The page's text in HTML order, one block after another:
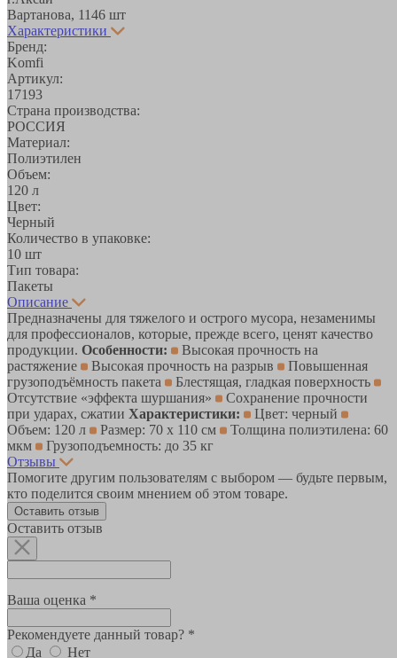
Вартанова, 1146 шт
Характеристики
Бренд:
Komfi
Артикул:
17193
Страна производства:
РОССИЯ
Материал:
Полиэтилен
Объем:
120 л
Цвет:
Черный
Количество в упаковке:
10 шт
Тип товара:
Пакеты
Описание
Предназначены для тяжелого и острого мусора, незаменимы
для профессионалов, которые, прежде всего, ценят качество
продукции. Особенности:
Высокая прочность на
растяжение
Высокая прочность на разрыв
Повышенная
грузоподъёмность пакета
Блестящая, гладкая поверхность
Отсутствие «эффекта шуршания»
Сохранение прочности
при ударах, сжатии Характеристики:
Цвет: черный
Объем: 120 л
Размер: 70 х 110 см
Толщина полиэтилена: 60
мкм
Грузоподъемность: до 35 кг
Отзывы
Помогите другим пользователям с выбором — будьте первым,
кто поделится своим мнением об этом товаре.
Оставить отзыв
Оставить отзыв
Ваша оценка *
Рекомендуете данный товар? *
Да
Нет